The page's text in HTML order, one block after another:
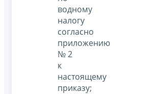
водному
налогу
согласно
приложению
№ 2
к
настоящему
приказу;